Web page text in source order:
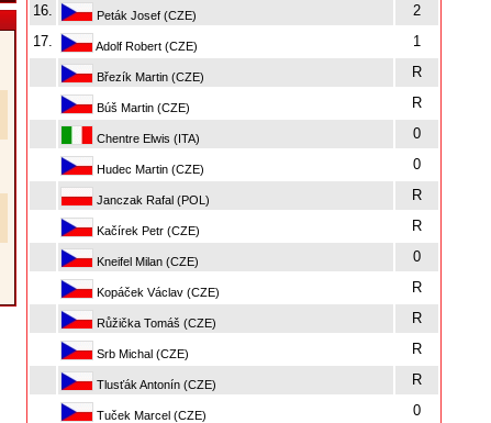
16.
Peták Josef (CZE)
2
17.
Adolf Robert (CZE) 1
Březík Martin (CZE) R
Búš Martin (CZE) R
Chentre Elwis (ITA) 0
Hudec Martin (CZE) 0
Janczak Rafal (POL) R
Kačírek Petr (CZE) R
Kneifel Milan (CZE) 0
Kopáček Václav (CZE) R
Růžička Tomáš (CZE) R
Srb Michal (CZE) R
Tlusťák Antonín (CZE) R
Tuček Marcel (CZE) 0